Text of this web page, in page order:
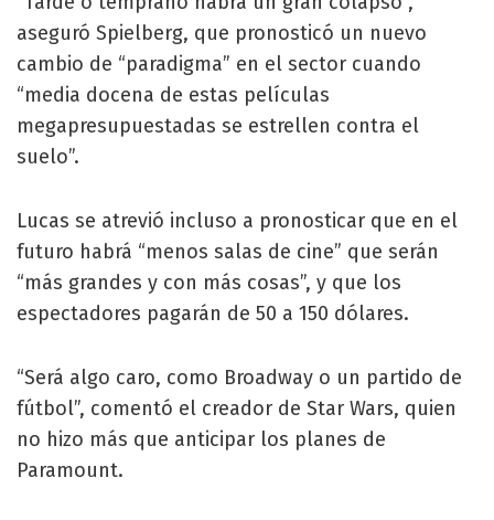
aseguró Spielberg, que pronosticó un nuevo
cambio de “paradigma” en el sector cuando
“media docena de estas películas
megapresupuestadas se estrellen contra el
suelo”.
Lucas se atrevió incluso a pronosticar que en el
futuro habrá “menos salas de cine” que serán
“más grandes y con más cosas”, y que los
espectadores pagarán de 50 a 150 dólares.
“Será algo caro, como Broadway o un partido de
fútbol”, comentó el creador de Star Wars, quien
no hizo más que anticipar los planes de
Paramount.